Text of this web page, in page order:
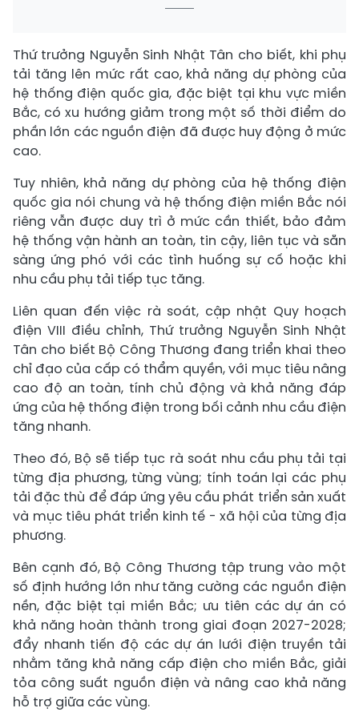
Thứ trưởng Nguyễn Sinh Nhật Tân cho biết, khi phụ
tải tăng lên mức rất cao, khả năng dự phòng của
hệ thống điện quốc gia, đặc biệt tại khu vực miền
Bắc, có xu hướng giảm trong một số thời điểm do
phần lớn các nguồn điện đã được huy động ở mức
cao.
Tuy nhiên, khả năng dự phòng của hệ thống điện
quốc gia nói chung và hệ thống điện miền Bắc nói
riêng vẫn được duy trì ở mức cần thiết, bảo đảm
hệ thống vận hành an toàn, tin cậy, liên tục và sẵn
sàng ứng phó với các tình huống sự cố hoặc khi
nhu cầu phụ tải tiếp tục tăng.
Liên quan đến việc rà soát, cập nhật Quy hoạch
điện VIII điều chỉnh, Thứ trưởng Nguyễn Sinh Nhật
Tân cho biết Bộ Công Thương đang triển khai theo
chỉ đạo của cấp có thẩm quyền, với mục tiêu nâng
cao độ an toàn, tính chủ động và khả năng đáp
ứng của hệ thống điện trong bối cảnh nhu cầu điện
tăng nhanh.
Theo đó, Bộ sẽ tiếp tục rà soát nhu cầu phụ tải tại
từng địa phương, từng vùng; tính toán lại các phụ
tải đặc thù để đáp ứng yêu cầu phát triển sản xuất
và mục tiêu phát triển kinh tế - xã hội của từng địa
phương.
Bên cạnh đó, Bộ Công Thương tập trung vào một
số định hướng lớn như tăng cường các nguồn điện
nền, đặc biệt tại miền Bắc; ưu tiên các dự án có
khả năng hoàn thành trong giai đoạn 2027-2028;
đẩy nhanh tiến độ các dự án lưới điện truyền tải
nhằm tăng khả năng cấp điện cho miền Bắc, giải
tỏa công suất nguồn điện và nâng cao khả năng
hỗ trợ giữa các vùng.